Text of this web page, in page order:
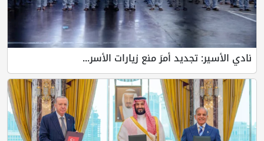
نادي الأسير: تجديد أمرَ منع زيارات الأسر...